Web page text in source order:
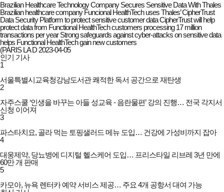
Brazilian Healthcare Technology Company Secures Sensitive Data With Thales
Brazilian healthcare company Funcional HealthTech uses Thales’ CipherTrust
Data Security Platform to protect sensitive customer data CipherTrust will help
protect data from Functional HealthTech customers processing 17 million
transactions per year Strong safeguards against cyber-attacks on sensitive data
helps Functional HealthTech gain new customers
(PARIS LA D 2023-04-05
인기 기사
1
서울특별시교육청강남도서관 쾌적한 독서 공간으로 재탄생
2
자주스쿨 ‘인생을 바꾸는 아들 성교육 - 음란물편’ 강의 진행… 전국 각지서
신청 이어져
3
파스타치요, 골라 먹는 토핑샐러드 메뉴 도입… 건강에 가성비까지 잡아
4
대웅제약, 당뇨병에 디지털 헬스케어 도입… 프리스타일 리브레 3년 만에
60만 개 판매
5
카모아, 뉴욕 렌터카 예약 서비스 제공… 주요 4개 공항서 대여 가능